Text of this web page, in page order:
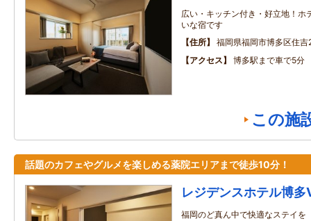
広い・キッチン付き・好立地！ホ
いな宿です
住所
福岡県福岡市博多区住吉
アクセス
博多駅まで車で5分
この施
話題のカフェやグルメを楽しめる薬院エリアまで徒歩10分！
レジデンスホテル博
福岡のど真ん中で快適なステイを